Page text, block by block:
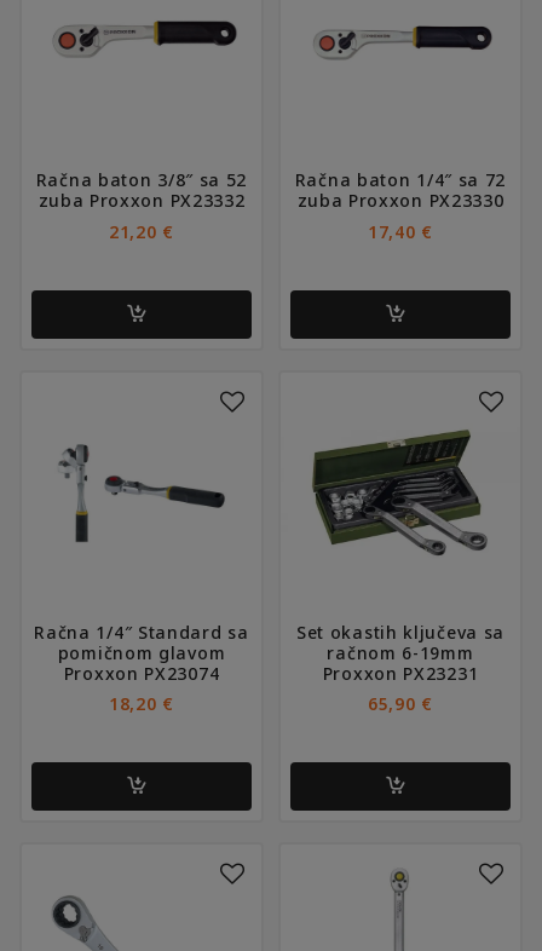
Račna baton 3/8″ sa 52
zuba Proxxon PX23332
21,20 €
Račna baton 1/4″ sa 72
zuba Proxxon PX23330
17,40 €
Račna 1/4″ Standard sa
pomičnom glavom
Proxxon PX23074
18,20 €
Set okastih ključeva sa
račnom 6-19mm
Proxxon PX23231
65,90 €